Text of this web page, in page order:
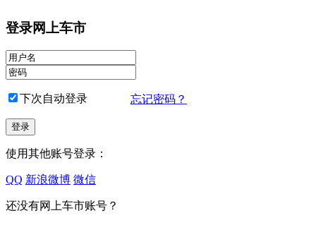
登录网上车市
下次自动登录 忘记密码？
使用其他账号登录：
QQ 新浪微博 微信
还没有网上车市账号？